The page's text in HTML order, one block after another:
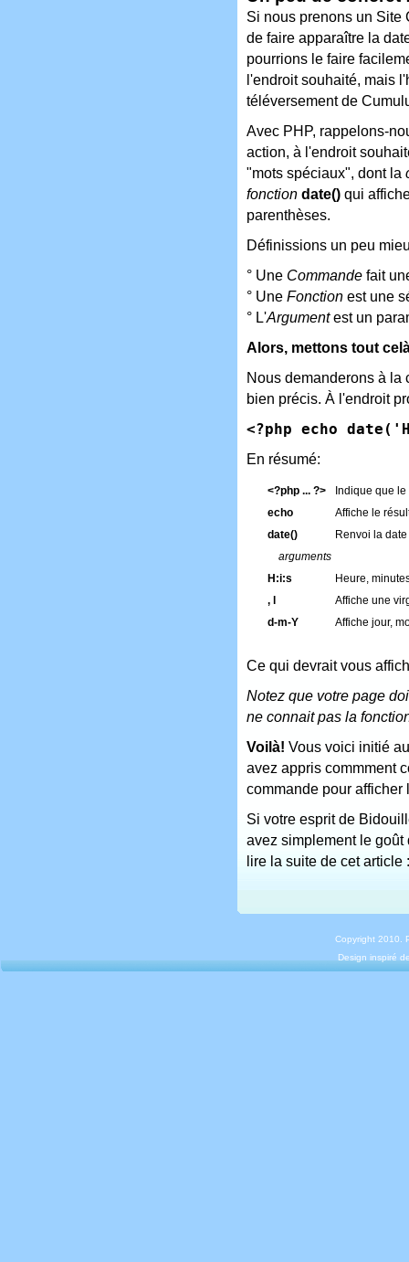
Si nous prenons un Site
de faire apparaître la
pourrions le faire
l'endroit souhaité, mais
téléversement de
Avec PHP, rappelons-
action, à l'endroit
"mots spéciaux", dont la
fonction date() qui
parenthèses.
Définissions un peu
° Une Commande fait
° Une Fonction est une
° L'Argumentest un
Alors, mettons tout
Nous demanderons à la
bien précis. À l'endroit
<?php echo
En résumé:
<?php ... ?>
Indique que
echo
Affiche le
date()
Renvoi la
arguments
H:i:s
Heure,
, l
Affiche une
d-m-Y
Affiche jour,
Ce qui devrait vous
Notez que votre page
ne connait pas la
Voilà! Vous voici initié
avez appris commment
commande pour afficher
Si votre esprit de
avez simplement le
lire la suite de cet article
Copyright 2010.
Design inspiré